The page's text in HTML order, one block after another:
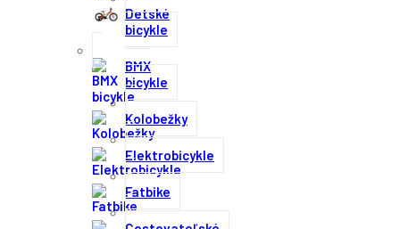
Detské
bicykle
BMX
bicykle
Kolobežky
Elektrobicykle
Fatbike